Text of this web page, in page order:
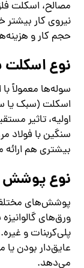
مصالح، اسکلت
نیروی کار
حجم کار و
نوع اسکلت
سوله‌ها معمولاً
اسکلت (سبک یا
اولیه، تاثیر
سنگین با فولاد
بیشتری هم
نوع پوشش
پوشش‌های
ورق‌های
پلی‌کربنات و
عایق‌دار بودن یا
می‌دهد.